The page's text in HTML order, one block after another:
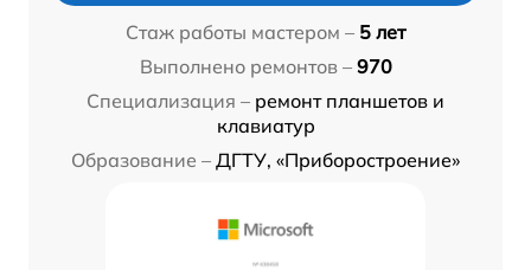
Стаж работы мастером – 5 лет
Выполнено ремонтов – 970
Специализация – ремонт планшетов и
клавиатур
Образование – ДГТУ, «Приборостроение»